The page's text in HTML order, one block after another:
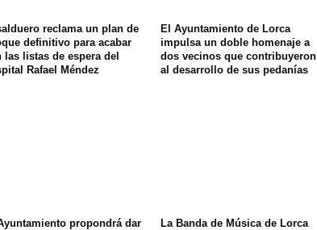
reclama un plan de
definitivo para acabar
las listas de espera del
Rafael Méndez
El Ayuntamiento de Lorca
impulsa un doble homenaje a
dos vecinos que contribuyeron
al desarrollo de sus pedanías
propondrá dar
La Banda de Música de Lorca